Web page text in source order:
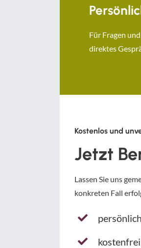
Für Fragen
direktes
Kostenlos und
Jetzt
Lassen Sie uns
konkreten Fall
persönlich
kostenfrei